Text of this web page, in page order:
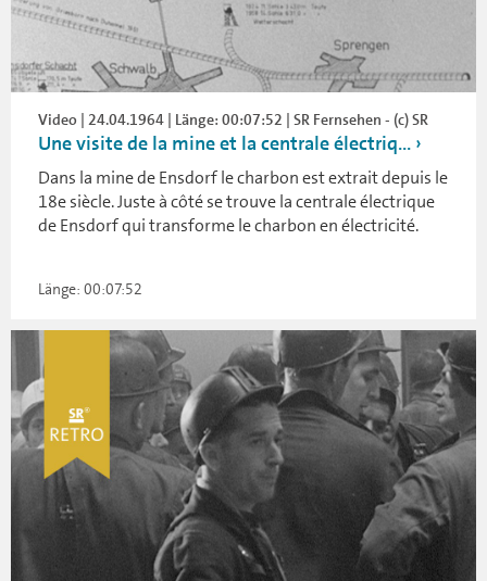
Video | 24.04.1964 | Länge: 00:07:52 | SR Fernsehen - (c) SR
Une visite de la mine et la centrale électriq...
Dans la mine de Ensdorf le charbon est extrait depuis le
18e siècle. Juste à côté se trouve la centrale électrique
de Ensdorf qui transforme le charbon en électricité.
Länge: 00:07:52